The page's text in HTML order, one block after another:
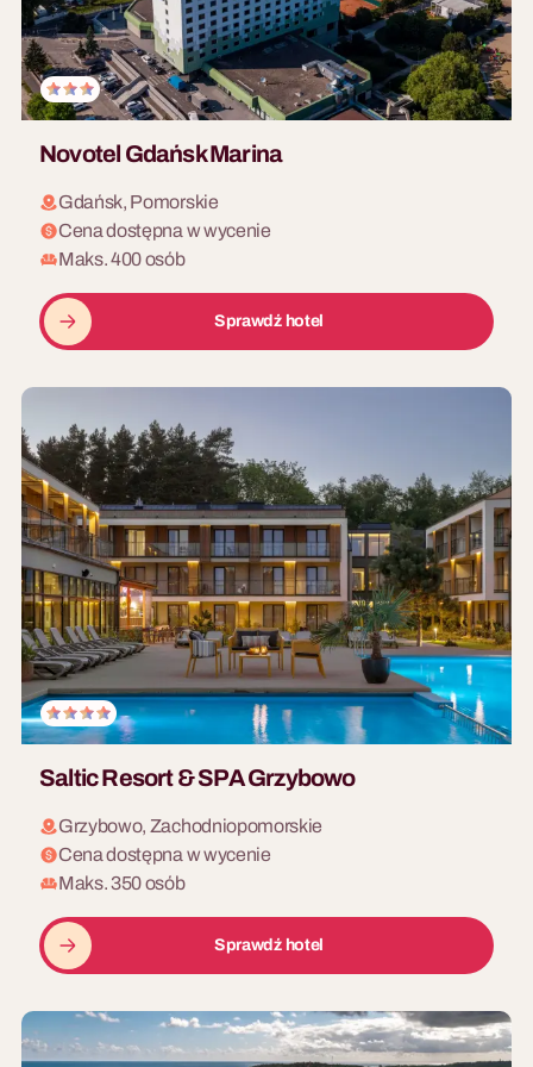
Novotel Gdańsk Marina
Gdańsk, Pomorskie
Cena dostępna w wycenie
Maks. 400 osób
Sprawdź hotel
Saltic Resort & SPA Grzybowo
Grzybowo, Zachodniopomorskie
Cena dostępna w wycenie
Maks. 350 osób
Sprawdź hotel